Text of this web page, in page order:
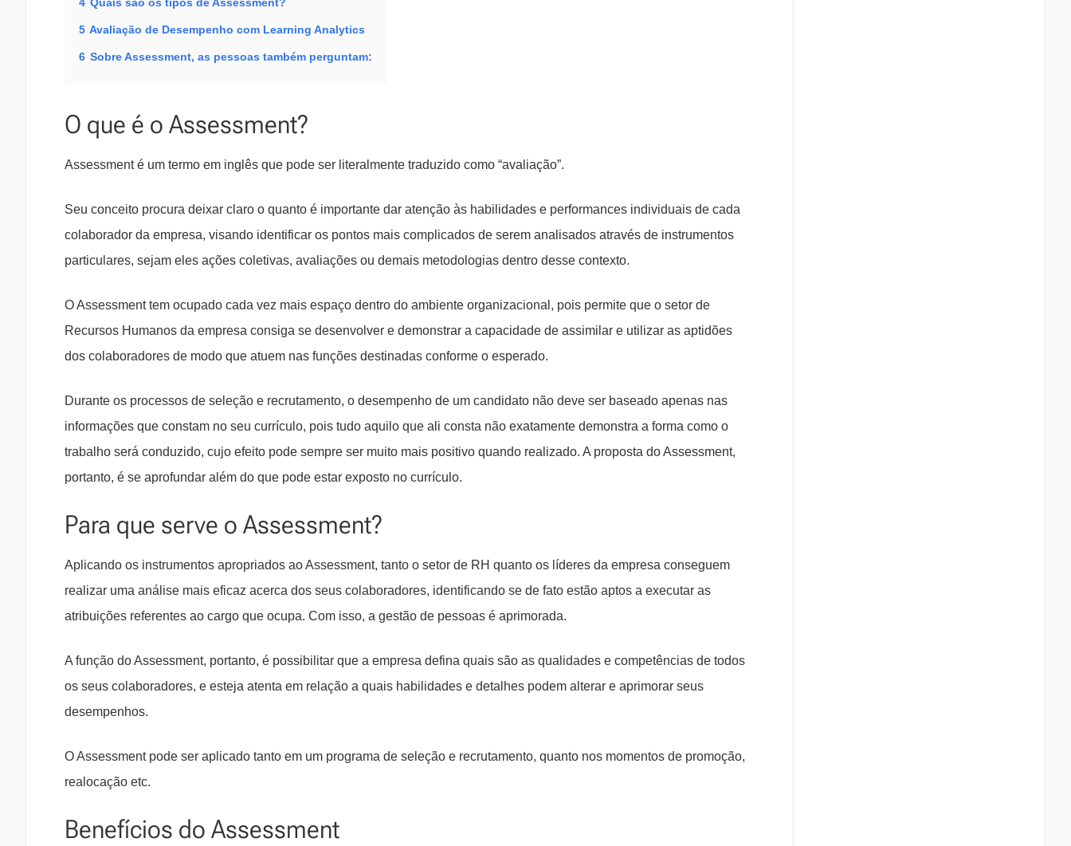
4 Quais são os tipos de Assessment?
5 Avaliação de Desempenho com Learning Analytics
6 Sobre Assessment, as pessoas também perguntam:
O que é o Assessment?
Assessment é um termo em inglês que pode ser literalmente traduzido como “avaliação”.
Seu conceito procura deixar claro o quanto é importante dar atenção às habilidades e performances individuais de cada
colaborador da empresa, visando identificar os pontos mais complicados de serem analisados através de instrumentos
particulares, sejam eles ações coletivas, avaliações ou demais metodologias dentro desse contexto.
O Assessment tem ocupado cada vez mais espaço dentro do ambiente organizacional, pois permite que o setor de
Recursos Humanos da empresa consiga se desenvolver e demonstrar a capacidade de assimilar e utilizar as aptidões
dos colaboradores de modo que atuem nas funções destinadas conforme o esperado.
Durante os processos de seleção e recrutamento, o desempenho de um candidato não deve ser baseado apenas nas
informações que constam no seu currículo, pois tudo aquilo que ali consta não exatamente demonstra a forma como o
trabalho será conduzido, cujo efeito pode sempre ser muito mais positivo quando realizado. A proposta do Assessment,
portanto, é se aprofundar além do que pode estar exposto no currículo.
Para que serve o Assessment?
Aplicando os instrumentos apropriados ao Assessment, tanto o setor de RH quanto os líderes da empresa conseguem
realizar uma análise mais eficaz acerca dos seus colaboradores, identificando se de fato estão aptos a executar as
atribuições referentes ao cargo que ocupa. Com isso, a gestão de pessoas é aprimorada.
A função do Assessment, portanto, é possibilitar que a empresa defina quais são as qualidades e competências de todos
os seus colaboradores, e esteja atenta em relação a quais habilidades e detalhes podem alterar e aprimorar seus
desempenhos.
O Assessment pode ser aplicado tanto em um programa de seleção e recrutamento, quanto nos momentos de promoção,
realocação etc.
Benefícios do Assessment